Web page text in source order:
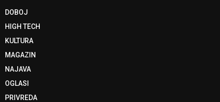
DOBOJ
HIGH TECH
KULTURA
MAGAZIN
NAJAVA
OGLASI
PRIVREDA